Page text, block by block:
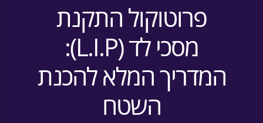
פרוטוקול התקנת
מסכי לד (L.I.P):
המדריך המלא להכנת
השטח